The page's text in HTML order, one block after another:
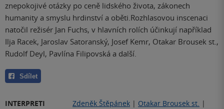
znepokojivé otázky po ceně lidského života, zákonech
humanity a smyslu hrdinství a oběti.Rozhlasovou inscenaci
natočil režisér Jan Fuchs, v hlavních rolích účinkují například
Ilja Racek, Jaroslav Satoranský, Josef Kemr, Otakar Brousek st.,
Rudolf Deyl, Pavlína Filipovská a další.
Sdílet
INTERPRETI Zdeněk Štěpánek | Otakar Brousek st. |